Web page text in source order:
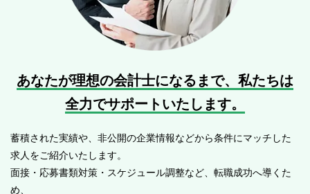
あなたが理想の会計士になるまで、 私たちは
全力でサポートいたします。
蓄積された実績や、非公開の企業情報などから条件にマッチした
求人をご紹介いたします。
面接・応募書類対策・スケジュール調整など、転職成功へ導くた
め、